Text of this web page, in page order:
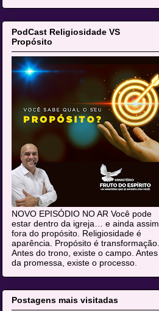
PodCast Religiosidade VS
Propósito
NOVO EPISÓDIO NO AR Você pode
estar dentro da igreja… e ainda assim
fora do propósito. Religiosidade é
aparência. Propósito é transformação.
Antes do trono, existe o campo. Antes
da promessa, existe o processo.
Postagens mais visitadas